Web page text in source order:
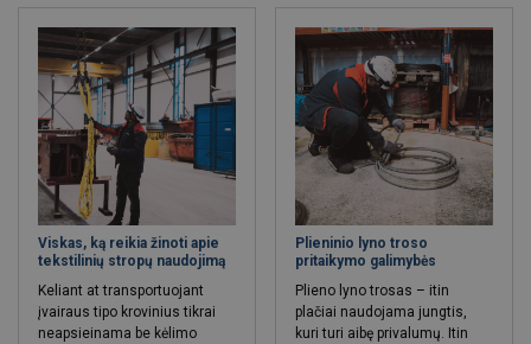
šios priežasties, vieno ar kito
tipo įrenginiai, atliekantys
kėlimo paskirtį, kasdien
naudojami tiek sandėliuose,
tiek gamybinėse patalpose bei
statybvietėse. Įvairūs kėlimo
įrenginiai efektyviai padeda
pakelti nestandartinių
matmenų krovinius.
pačią funkciją, tačiau jų
komplektacija, galios
parametrai ir kitos techninės
charakteristikos – skiriasi.
Keli patarimai, kurie padės
padaryti geriausią sprendimą
ir išsirinkti optimaliausią
elektrinio telferio variantą.
Viskas, ką reikia žinoti apie
tekstilinių stropų naudojimą
Keliant at transportuojant
įvairaus tipo krovinius tikrai
neapsieinama be kėlimo
Plieninio lyno troso
pritaikymo galimybės
Plieno lyno trosas – itin
plačiai naudojama jungtis,
kuri turi aibę privalumų. Itin